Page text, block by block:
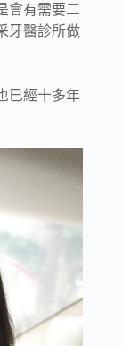
會有需要二
牙醫診所做
已經十多年